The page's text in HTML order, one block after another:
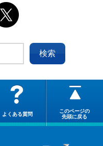
よくある質問
このページの
先頭に戻る